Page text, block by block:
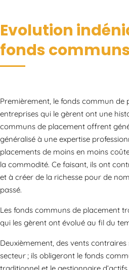
Evolution
fonds
Premièrement, le fonds commun de
entreprises qui le gèrent ont une
communs de placement offrent
généralisé à une expertise
placements de moins en moins
la commodité. Ce faisant, ils ont
et à créer de la richesse pour de
passé.
Les fonds communs de placement
qui les gèrent ont évolué au fil du
Deuxièmement, des vents
secteur ; ils obligeront le fonds